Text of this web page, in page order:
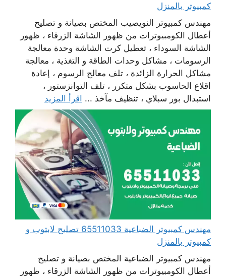
كمبيوتر بالمنزل
مهندس كمبيوتر النويصيب المختص بصيانة و تصليح
أعطال الكومبيوترات من ظهور الشاشة الزرقاء ، ظهور
الشاشة السوداء ، تعطيل كرت الشاشة وحدة معالجة
الرسومات ، مشاكل وحدات الطاقة و التغذية ، معالجة
مشاكل الحرارة الزائدة ، تلف معالج الرسوم ، إعادة
اقلاع الحاسوب بشكل متكرر ، تلف التوانزستور ،
استبدال بور سبلاي ، تنظيف مآخذ ... اقرأ المزيد
مهندس كمبيوتر الضباعية 65511033 تصليح لابتوب و
كمبيوتر بالمنزل
مهندس كمبيوتر الضباعية المختص بصيانة و تصليح
أعطال الكومبيوترات من ظهور الشاشة الزرقاء ، ظهور